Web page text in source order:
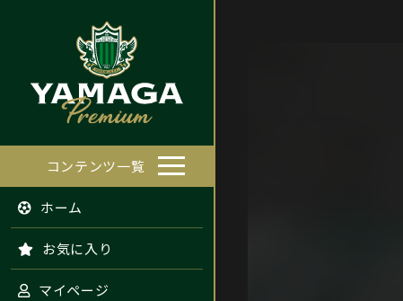
コンテンツ一覧
ホーム
お気に入り
マイページ